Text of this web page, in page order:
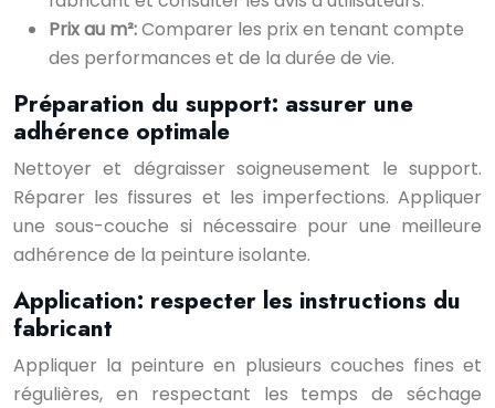
Prix au m²:Comparer les prix en tenant compte
des performances et de la durée de vie.
Préparation du support: assurer une
adhérence optimale
Nettoyer et dégraisser soigneusement le support.
Réparer les fissures et les imperfections. Appliquer
une sous-couche si nécessaire pour une meilleure
adhérence de la peinture isolante.
Application: respecter les instructions du
fabricant
Appliquer la peinture en plusieurs couches fines et
régulières, en respectant les temps de séchage